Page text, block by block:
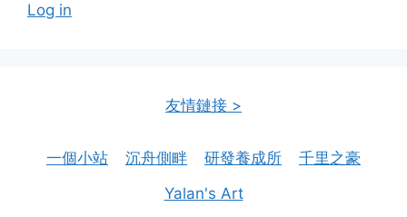
Log in
友情鏈接 >
一個小站 沉舟側畔 研發養成所
千里之豪
Yalan's Art